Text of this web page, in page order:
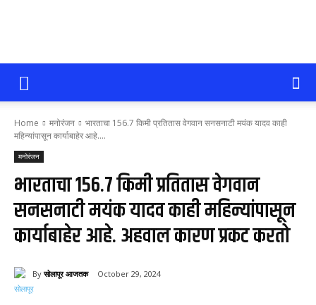
सोलापूर
आजतक
Home मनोरंजन
भारताचा 156.7 किमी प्रतितास वेगवान सनसनाटी मयंक यादव काही
महिन्यांपासून कार्याबाहेर आहे....
मनोरंजन
भारताचा 156.7 किमी प्रतितास वेगवान
सनसनाटी मयंक यादव काही महिन्यांपासून
कार्याबाहेर आहे. अहवाल कारण प्रकट करतो
By सोलापूर आजतक October 29, 2024